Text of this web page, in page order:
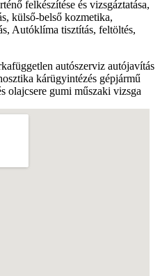
felkészítése és vizsgáztatása,
külső-belső kozmetika,
Autóklíma tisztítás, feltöltés,
autószerviz autójavítás
kárügyintézés gépjármű
olajcsere gumi műszaki vizsga